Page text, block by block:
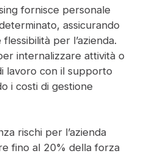
fornisce personale
assicurando
per l’azienda.
internalizzare attività o
lavoro con il supporto
i costi di gestione
rischi per l’azienda
fino al 20% della forza